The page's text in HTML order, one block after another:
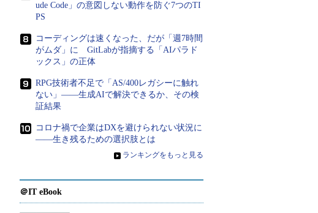
ude Code」の意図しない動作を防ぐ7つのTI
PS
コーディングは速くなった、だが「週7時間
がムダ」に GitLabが指摘する「AIパラド
ックス」の正体
RPG技術者不足で「AS/400レガシーに触れ
ない」――生成AIで解決できるか、その検
証結果
コロナ禍で企業はDXを避けられない状況に
――生き残るための選択肢とは
» ランキングをもっと見る
＠IT eBook